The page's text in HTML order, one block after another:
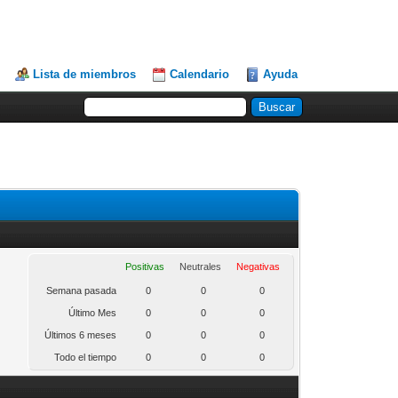
Lista de miembros Calendario Ayuda
Positivas Neutrales Negativas
Semana pasada 0 0 0
Último Mes 0 0 0
Últimos 6 meses 0 0 0
Todo el tiempo 0 0 0